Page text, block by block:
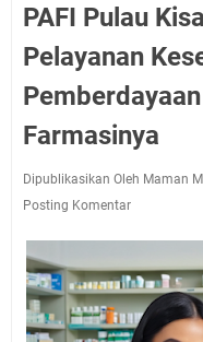
PAFI Pulau
Pelayanan
Farmasinya
Dipublikasikan Oleh Maman
Posting Komentar